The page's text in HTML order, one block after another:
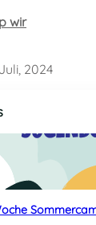
wir
2024